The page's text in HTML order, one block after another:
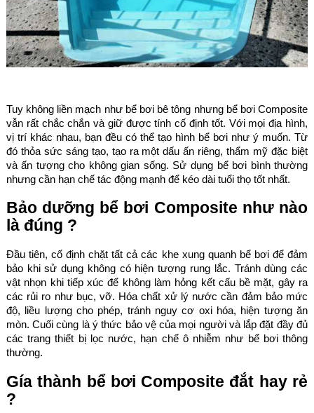
Tuy không liền mạch như bể bơi bê tông nhưng bể bơi Composite
vẫn rất chắc chắn và giữ được tính cố định tốt. Với mọi địa hình,
vị trí khác nhau, bạn đều có thể tạo hình bể bơi như ý muốn. Từ
đó thỏa sức sáng tạo, tạo ra một dấu ấn riêng, thẩm mỹ đặc biệt
và ấn tượng cho không gian sống. Sử dụng bể bơi bình thường
nhưng cần hạn chế tác động mạnh để kéo dài tuổi thọ tốt nhất.
Bảo dưỡng bể bơi Composite như nào
là đúng ?
Đầu tiên, cố định chặt tất cả các khe xung quanh bể bơi để đảm
bảo khi sử dụng không có hiện tượng rung lắc. Tránh dùng các
vật nhọn khi tiếp xúc để không làm hỏng kết cấu bề mặt, gây ra
các rủi ro như bục, vỡ. Hóa chất xử lý nước cần đảm bảo mức
độ, liều lượng cho phép, tránh nguy cơ oxi hóa, hiện tượng ăn
mòn. Cuối cùng là ý thức bảo vệ của mọi người và lắp đặt đầy đủ
các trang thiết bị lọc nước, hạn chế ô nhiễm như bể bơi thông
thường.
Gía thành bể bơi Composite đắt hay rẻ
?